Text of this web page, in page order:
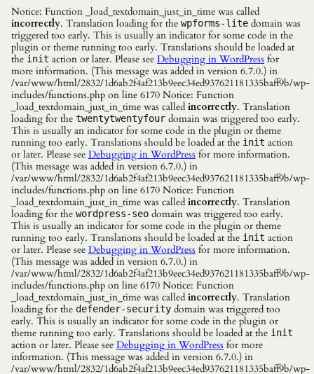
Notice: Function _load_textdomain_just_in_time was called
incorrectly. Translation loading for the wpforms-lite domain was
triggered too early. This is usually an indicator for some code in the
plugin or theme running too early. Translations should be loaded at
the init action or later. Please see Debugging in WordPress for
more information. (This message was added in version 6.7.0.) in
/var/www/html/2832/1d6ab2f4af213b9eec34ed937621181335baff9b/wp-
includes/functions.php on line 6170 Notice: Function
_load_textdomain_just_in_time was called incorrectly. Translation
loading for the twentytwentyfour domain was triggered too early.
This is usually an indicator for some code in the plugin or theme
running too early. Translations should be loaded at the init action
or later. Please see Debugging in WordPress for more information.
(This message was added in version 6.7.0.) in
/var/www/html/2832/1d6ab2f4af213b9eec34ed937621181335baff9b/wp-
includes/functions.php on line 6170 Notice: Function
_load_textdomain_just_in_time was called incorrectly. Translation
loading for the wordpress-seo domain was triggered too early.
This is usually an indicator for some code in the plugin or theme
running too early. Translations should be loaded at the init action
or later. Please see Debugging in WordPress for more information.
(This message was added in version 6.7.0.) in
/var/www/html/2832/1d6ab2f4af213b9eec34ed937621181335baff9b/wp-
includes/functions.php on line 6170 Notice: Function
_load_textdomain_just_in_time was called incorrectly. Translation
loading for the defender-security domain was triggered too
early. This is usually an indicator for some code in the plugin or
theme running too early. Translations should be loaded at the init
action or later. Please see Debugging in WordPress for more
information. (This message was added in version 6.7.0.) in
/var/www/html/2832/1d6ab2f4af213b9eec34ed937621181335baff9b/wp-